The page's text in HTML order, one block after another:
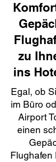
zu
ins
Egal, ob
im Büro
Airport
einen
Flughafen